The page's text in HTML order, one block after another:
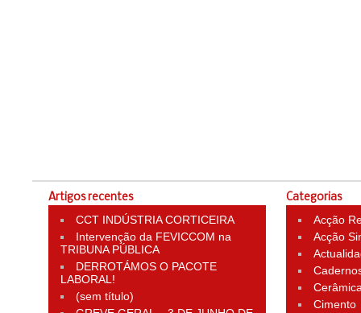
Artigos recentes
CCT INDÚSTRIA CORTICEIRA
Intervenção da FEVICCOM na
TRIBUNA PÚBLICA
DERROTÁMOS O PACOTE
LABORAL!
(sem título)
Categorias
Acção
Acção
Cimento